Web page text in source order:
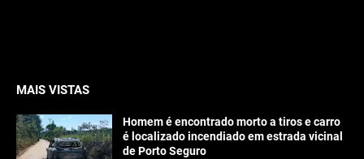
MAIS VISTAS
Homem é encontrado morto a tiros e carro
é localizado incendiado em estrada vicinal
de Porto Seguro